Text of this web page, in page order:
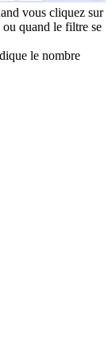
vous cliquez sur
quand le filtre se
le nombre